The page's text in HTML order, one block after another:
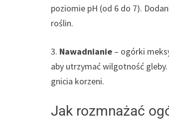
poziomie pH (od 6 do 7).
roślin.
3. Nawadnianie – ogórki
aby utrzymać wilgotność
gnicia korzeni.
Jak rozmnażać